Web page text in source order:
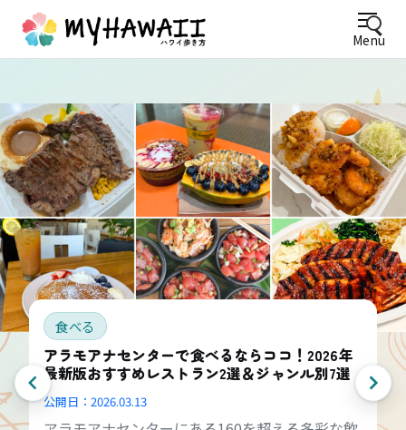
Menu
食べる
アラモアナセンターで食べるならココ！2026年
最新版おすすめレストラン2選＆ジャンル別7選
公開日： 2026.03.13